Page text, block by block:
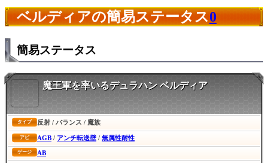
ベルディアの簡易ステータス0
簡易ステータス
魔王軍を率いるデュラハン ベルディア
タイプ 反射 / バランス / 魔族
アビ AGB / アンチ転送壁 / 無属性耐性
ゲージ AB